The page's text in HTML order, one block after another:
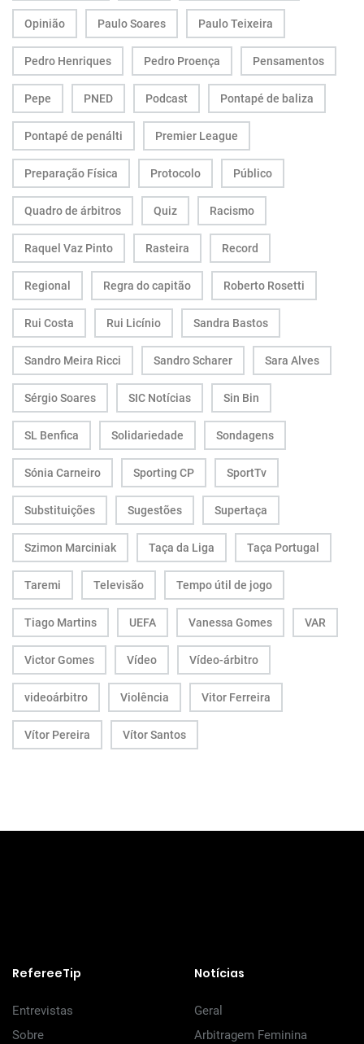
Opinião Paulo Soares Paulo Teixeira
Pedro Henriques Pedro Proença Pensamentos
Pepe PNED Podcast Pontapé de baliza
Pontapé de penálti Premier League
Preparação Física Protocolo Público
Quadro de árbitros Quiz Racismo
Raquel Vaz Pinto Rasteira Record
Regional Regra do capitão Roberto Rosetti
Rui Costa Rui Licínio Sandra Bastos
Sandro Meira Ricci Sandro Scharer Sara Alves
Sérgio Soares SIC Notícias Sin Bin
SL Benfica Solidariedade Sondagens
Sónia Carneiro Sporting CP SportTv
Substituições Sugestões Supertaça
Szimon Marciniak Taça da Liga Taça Portugal
Taremi Televisão Tempo útil de jogo
Tiago Martins UEFA Vanessa Gomes VAR
Victor Gomes Vídeo Vídeo-árbitro
videoárbitro Violência Vitor Ferreira
Vítor Pereira Vítor Santos
RefereeTip
Entrevistas
Sobre
Notícias
Geral
Arbitragem Feminina